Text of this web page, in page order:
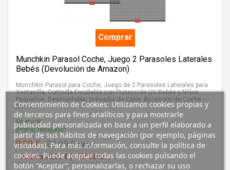
Comprar
Munchkin Parasol Coche, Juego 2 Parasoles Laterales
Bebés (Devolución de Amazon)
Munchkin Parasol para Coche, Juego de 2 Parasoles Laterales para
Ventanilla, Cortinilla Enrollable con Protección UV Bebés y Niños
Pequeños, Desmontable, Indicador de Calor, Accesorio de Coche - -
Km.0-
En stock
¡Precio rebajado!
9,99 € 22,99 € IVA Incl.
Ahorra 13,00 € ( - 57% Dto. )
Consentimiento de Cookies: Utilizamos cookies propias y
de terceros para fines analíticos y para mostrarle
publicidad personalizada en base a un perfil elaborado a
partir de sus hábitos de navegación (por ejemplo, páginas
visitadas). Para más información, consulte la política de
cookies. Puede aceptar todas las cookies pulsando el
botón “Aceptar”, personalizarlas, o rechazar su uso